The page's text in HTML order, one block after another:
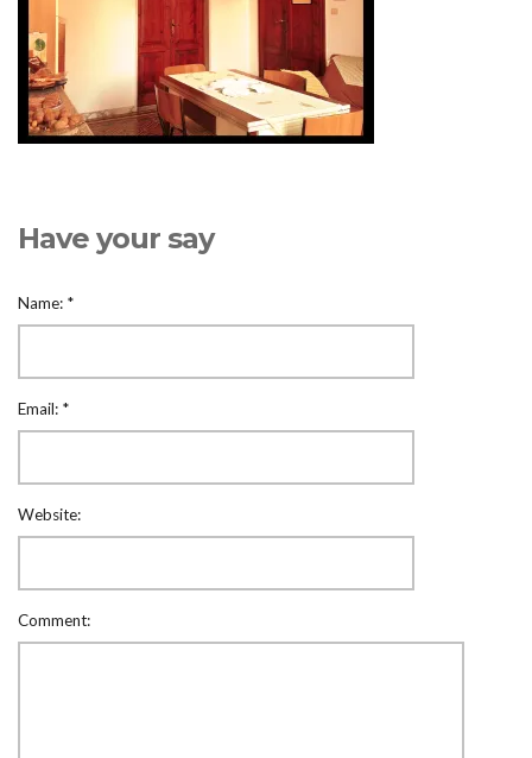
Have your say
Name: *
Email: *
Website:
Comment: